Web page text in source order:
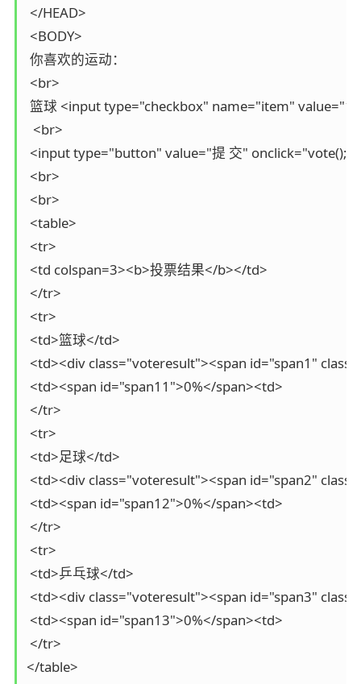
</HEAD>
<BODY>
你喜欢的运动：
<br>
篮球 <input type="checkbox" name="item"
  <br>
<input type="button" value="提 交" onclick="vote();">
<br>
<br>
<table>
<tr>
<td colspan=3><b>投票结果</b></td>
</tr>
<tr>
<td>篮球</td>
<td><div class="voteresult"><span id="span1"
<td><span id="span11">0%</span><td>
</tr>
<tr>
<td>足球</td>
<td><div class="voteresult"><span id="span2"
<td><span id="span12">0%</span><td>
</tr>
<tr>
<td>乒乓球</td>
<td><div class="voteresult"><span id="span3"
<td><span id="span13">0%</span><td>
</tr>
</table>